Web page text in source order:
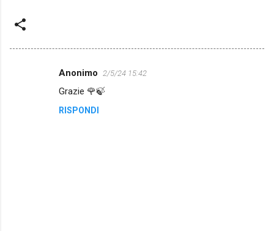
Anonimo 2/5/24 15:42
Grazie 🌹🍃
RISPONDI